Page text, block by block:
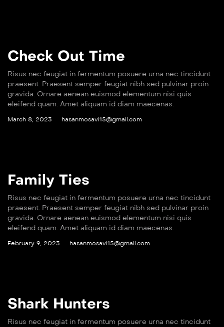
Check Out Time
Risus nec feugiat in fermentum posuere urna nec tincidunt
praesent. Praesent semper feugiat nibh sed pulvinar proin
gravida. Ornare aenean euismod elementum nisi quis
eleifend quam. Amet aliquam id diam maecenas.
March 8, 2023 hasanmosavi15@gmail.com
Family Ties
Risus nec feugiat in fermentum posuere urna nec tincidunt
praesent. Praesent semper feugiat nibh sed pulvinar proin
gravida. Ornare aenean euismod elementum nisi quis
eleifend quam. Amet aliquam id diam maecenas.
February 9, 2023 hasanmosavi15@gmail.com
Shark Hunters
Risus nec feugiat in fermentum posuere urna nec tincidunt